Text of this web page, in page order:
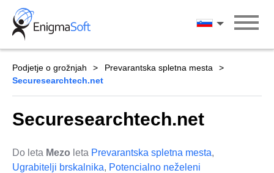
Skip
content
Slovenščina
Podjetje o grožnjah
Prevarantska spletna mesta
Securesearchtech.net
Securesearchtech.net
Do leta Mezo leta Prevarantska spletna mesta,
Ugrabitelji brskalnika, Potencialno neželeni